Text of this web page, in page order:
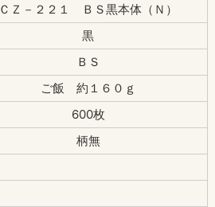
ＣＺ－２２１ ＢＳ黒本体（Ｎ）
黒
ＢＳ
ご飯 約１６０ｇ
600枚
柄無